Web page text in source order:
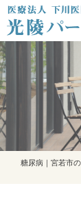
糖尿病｜宮若市